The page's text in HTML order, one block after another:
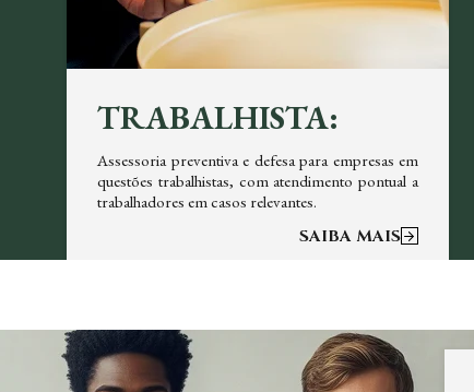
TRABALHISTA:
Assessoria preventiva e defesa para empresas em
questões trabalhistas, com atendimento pontual a
trabalhadores em casos relevantes.
SAIBA MAIS